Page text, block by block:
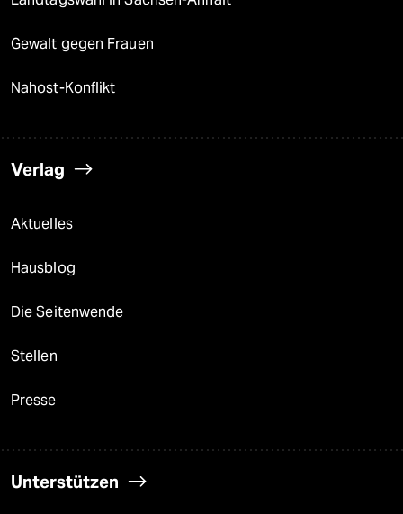
Gewalt gegen Frauen
Nahost-Konflikt
Verlag
Aktuelles
Hausblog
Die Seitenwende
Stellen
Presse
Unterstützen